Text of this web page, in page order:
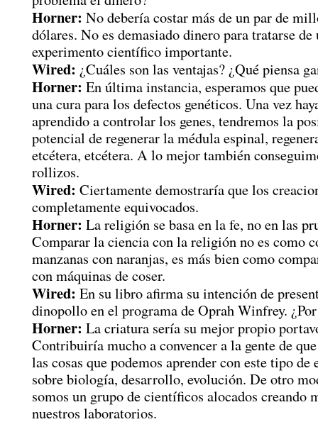
Horner: No debería costar más de un par de
dólares. No es demasiado dinero para tratarse de
experimento científico importante.
Wired: ¿Cuáles son las ventajas? ¿Qué piensa
Horner: En última instancia, esperamos que
una cura para los defectos genéticos. Una vez
aprendido a controlar los genes, tendremos la
potencial de regenerar la médula espinal,
etcétera, etcétera. A lo mejor también
rollizos.
Wired: Ciertamente demostraría que los
completamente equivocados.
Horner: La religión se basa en la fe, no en las
Comparar la ciencia con la religión no es como
manzanas con naranjas, es más bien como
con máquinas de coser.
Wired: En su libro afirma su intención de
dinopollo en el programa de Oprah Winfrey.
Horner: La criatura sería su mejor propio
Contribuiría mucho a convencer a la gente de
las cosas que podemos aprender con este tipo de
sobre biología, desarrollo, evolución. De otro
somos un grupo de científicos alocados creando
nuestros laboratorios.